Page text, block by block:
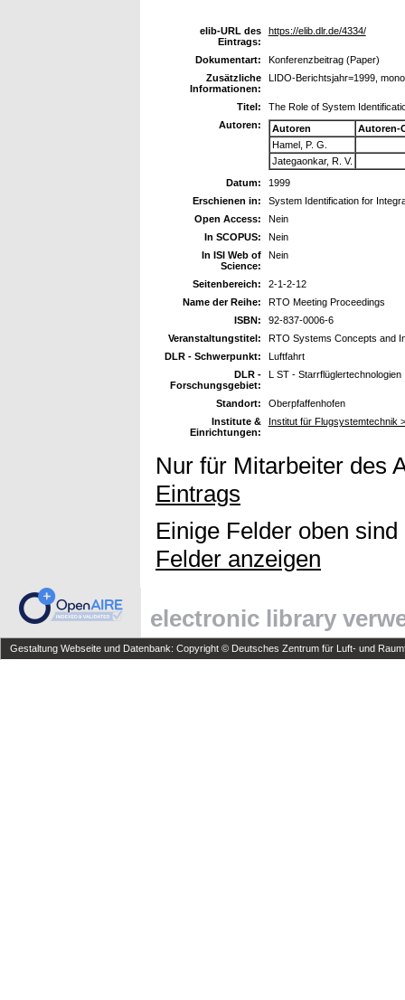
elib-URL des
Eintrags:
https://elib.dlr.de/4334/
Dokumentart:
Konferenzbeitrag (Paper)
Zusätzliche
Informationen:
LIDO-Berichtsjahr=1999,
Titel:
The Role of System
Autoren:
Autoren
Autoren-
Hamel, P. G.
Jategaonkar, R. V.
Datum:
1999
Erschienen in:
System Identification for
Open Access:
Nein
In SCOPUS:
Nein
In ISI Web of
Science:
Nein
Seitenbereich:
2-1-2-12
Name der Reihe:
RTO Meeting Proceedings
ISBN:
92-837-0006-6
Veranstaltungstitel:
RTO Systems Concepts and
DLR - Schwerpunkt:
Luftfahrt
DLR -
Forschungsgebiet:
L ST - Starrflüglertechnologien
Standort:
Oberpfaffenhofen
Institute &
Einrichtungen:
Institut für Flugsystemtechnik
Nur für Mitarbeiter des
Eintrags
Einige Felder oben
Felder anzeigen
electronic library
Gestaltung Webseite und Datenbank: Copyright © Deutsches Zentrum für Luft- und